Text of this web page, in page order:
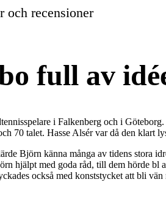
och recensioner
full av
i Falkenberg och i
70 talet. Hasse Alsér var då den klart
Björn känna många av tidens stora
hjälpt med goda råd, till dem hörde
också med konststycket att bli